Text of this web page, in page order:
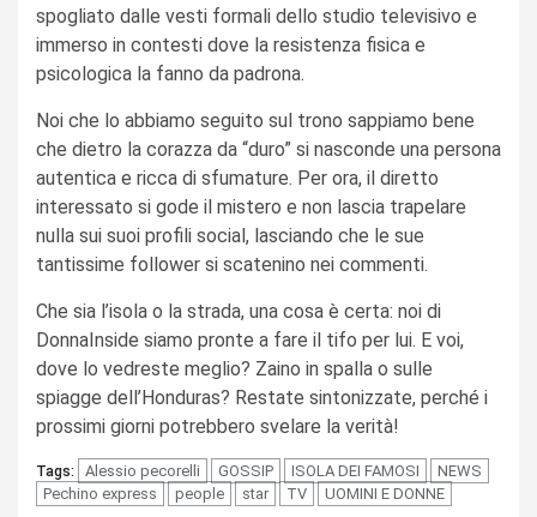
spogliato dalle vesti formali dello studio televisivo e
immerso in contesti dove la resistenza fisica e
psicologica la fanno da padrona.
Noi che lo abbiamo seguito sul trono sappiamo bene
che dietro la corazza da “duro” si nasconde una persona
autentica e ricca di sfumature. Per ora, il diretto
interessato si gode il mistero e non lascia trapelare
nulla sui suoi profili social, lasciando che le sue
tantissime follower si scatenino nei commenti.
Che sia l’isola o la strada, una cosa è certa: noi di
DonnaInside siamo pronte a fare il tifo per lui. E voi,
dove lo vedreste meglio? Zaino in spalla o sulle
spiagge dell’Honduras? Restate sintonizzate, perché i
prossimi giorni potrebbero svelare la verità!
Tags: Alessio pecorelli GOSSIP ISOLA DEI FAMOSI
NEWS
Pechino express
people star TV UOMINI E DONNE